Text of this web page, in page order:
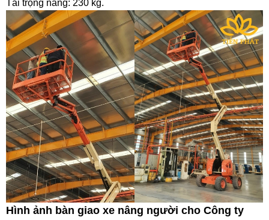
Tải trọng nâng: 230 kg.
Hình ảnh bàn giao xe nâng người cho Công ty